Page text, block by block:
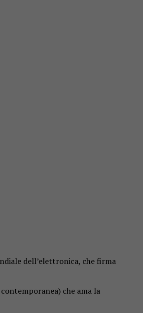
dell’elettronica, che firma
che ama la